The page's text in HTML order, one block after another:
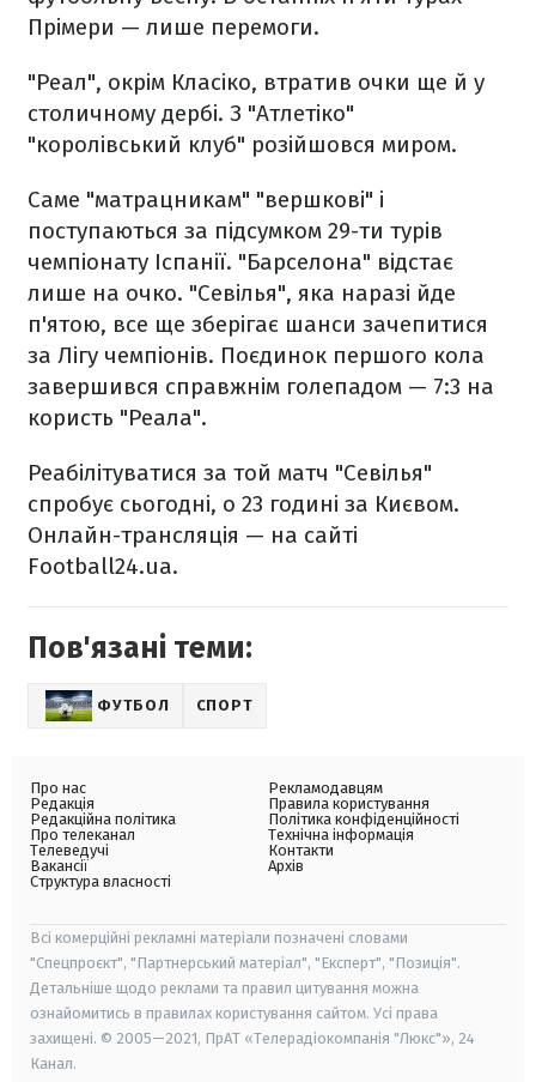
Прімери — лише перемоги.
"Реал", окрім Класіко, втратив очки ще й у
столичному дербі. З "Атлетіко"
"королівський клуб" розійшовся миром.
Саме "матрацникам" "вершкові" і
поступаються за підсумком 29-ти турів
чемпіонату Іспанії. "Барселона" відстає
лише на очко. "Севілья", яка наразі йде
п'ятою, все ще зберігає шанси зачепитися
за Лігу чемпіонів. Поєдинок першого кола
завершився справжнім голепадом — 7:3 на
користь "Реала".
Реабілітуватися за той матч "Севілья"
спробує сьогодні, о 23 годині за Києвом.
Онлайн-трансляція — на сайті
Football24.ua.
Пов'язані теми:
ФУТБОЛ СПОРТ
Про нас
Редакція
Редакційна політика
Про телеканал
Телеведучі
Вакансії
Структура власності
Рекламодавцям
Правила користування
Політика конфіденційності
Технічна інформація
Контакти
Архів
Всі комерційні рекламні матеріали позначені словами
"Спецпроєкт", "Партнерський матеріал", "Експерт", "Позиція".
Детальніше щодо реклами та правил цитування можна
ознайомитись в правилах користування сайтом. Усі права
захищені. © 2005—2021, ПрАТ «Телерадіокомпанія "Люкс"», 24
Канал.